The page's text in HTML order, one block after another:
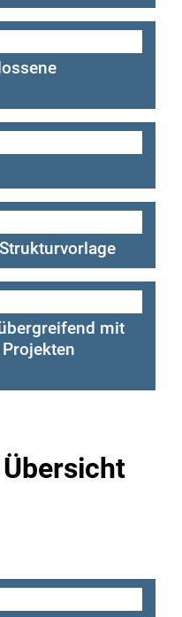
der TQ
TQ-
mit
„Chancen
Vision von